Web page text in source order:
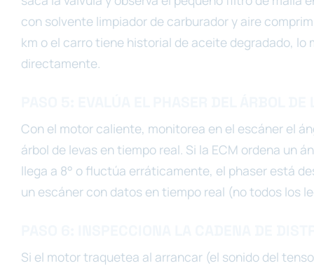
con solvente limpiador de carburador y aire
km o el carro tiene historial de aceite degradado, lo
directamente.
Con el motor caliente, monitorea en el escáner el
árbol de levas en tiempo real. Si la ECM ordena un
llega a 8° o fluctúa erráticamente, el phaser está
un escáner con datos en tiempo real (no todos los
Si el motor traquetea al arrancar (el sonido del